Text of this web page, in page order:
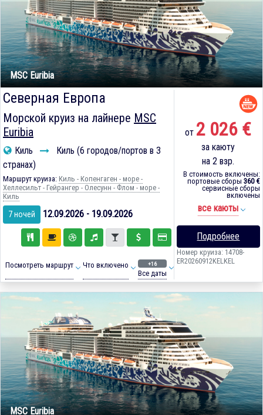
MSC Euribia
Северная Европа
Морской круиз на лайнере MSC
Euribia
Киль
Киль (6 городов/портов в 3
странах)
Маршрут круиза: Киль - Копенгаген - море -
Хеллесильт - Гейрангер - Олесунн - Флом - море -
Киль
7 ночей 12.09.2026 - 19.09.2026
Посмотреть маршрут Что включено +16
Все даты
от 2 026 €
за каюту
на 2 взр.
В стоимость включены:
портовые сборы 360 €
сервисные сборы
включены
все каюты
Подробнее
Номер круиза: 14708-
ER20260912KELKEL
MSC Euribia